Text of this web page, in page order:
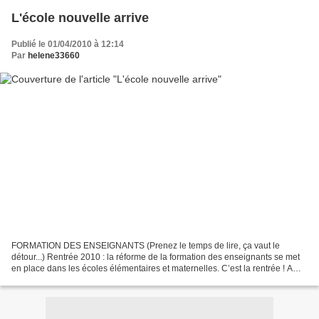
L'école nouvelle arrive
Publié le 01/04/2010 à 12:14
Par helene33660
FORMATION DES ENSEIGNANTS (Prenez le temps de lire, ça vaut le
détour...) Rentrée 2010 : la réforme de la formation des enseignants se met
en place dans les écoles élémentaires et maternelles. C’est la rentrée ! A